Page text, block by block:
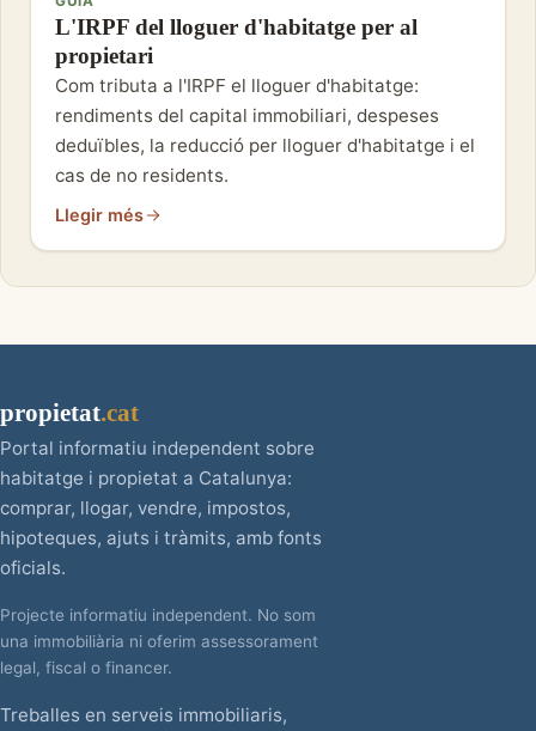
L'IRPF del lloguer d'habitatge per al
propietari
Com tributa a l'IRPF el lloguer d'habitatge:
rendiments del capital immobiliari, despeses
deduïbles, la reducció per lloguer d'habitatge i el
cas de no residents.
Llegir més
propietat.cat
Portal informatiu independent sobre
habitatge i propietat a Catalunya:
comprar, llogar, vendre, impostos,
hipoteques, ajuts i tràmits, amb fonts
oficials.
Projecte informatiu independent. No som
una immobiliària ni oferim assessorament
legal, fiscal o financer.
Treballes en serveis immobiliaris,